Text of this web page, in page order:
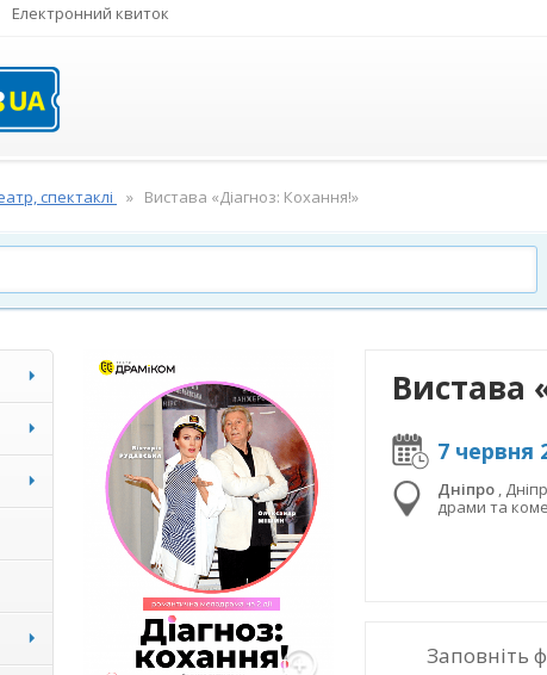
Електронний квиток
спектаклі Вистава «Діагноз: Кохання!»
Вистава
7 червня
Дніпро
драми та
Заповніть